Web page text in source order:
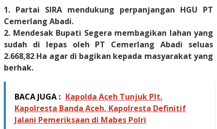
1. Partai SIRA mendukung perpanjangan HGU PT
Cemerlang Abadi.
2. Mendesak Bupati Segera membagikan lahan yang
sudah di lepas oleh PT Cemerlang Abadi seluas
2.668,82 Ha agar di bagikan kepada masyarakat yang
berhak.
BACA JUGA : Kapolda Aceh Tunjuk Plt.
Kapolresta Banda Aceh, Kapolresta Definitif
Jalani Pemeriksaan di Mabes Polri